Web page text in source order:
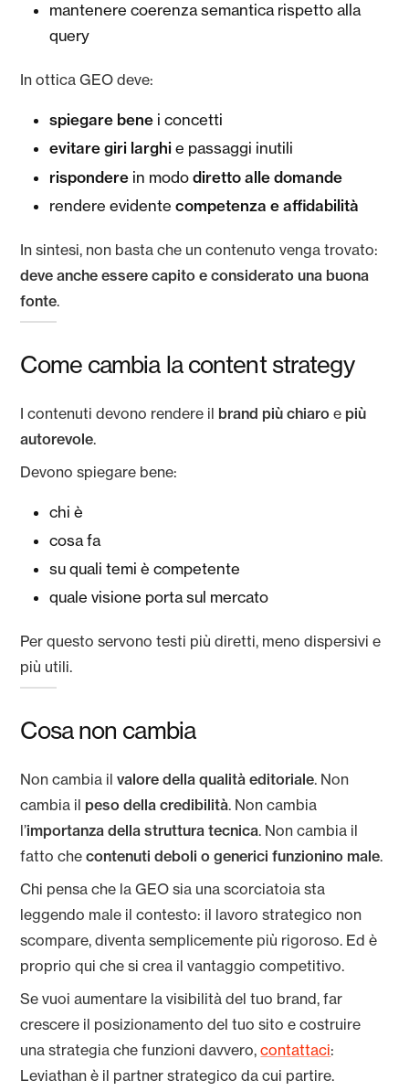
mantenere coerenza semantica rispetto alla
query
In ottica GEO deve:
spiegare bene i concetti
evitare giri larghi e passaggi inutili
rispondere in mododiretto alle domande
rendere evidentecompetenza e affidabilità
In sintesi, non basta che un contenuto venga trovato:
deve anche essere capito e considerato una buona
fonte.
Come cambia la content strategy
I contenuti devono rendere il brand più chiaro e più
autorevole.
Devono spiegare bene:
chi è
cosa fa
su quali temi è competente
quale visione porta sul mercato
Per questo servono testi più diretti, meno dispersivi e
più utili.
Cosa non cambia
Non cambia ilvalore della qualità editoriale. Non
cambia il peso della credibilità. Non cambia
l’importanza della struttura tecnica. Non cambia il
fatto checontenuti deboli o generici funzionino male.
Chi pensa che la GEO sia una scorciatoia sta
leggendo male il contesto: il lavoro strategico non
scompare, diventa semplicemente più rigoroso. Ed è
proprio qui che si crea il vantaggio competitivo.
Se vuoi aumentare la visibilità del tuo brand, far
crescere il posizionamento del tuo sito e costruire
una strategia che funzioni davvero,contattaci:
Leviathan è il partner strategico da cui partire.